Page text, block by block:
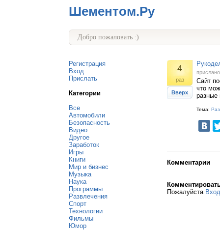
Шементом.Ру
Добро пожаловать :)
Регистрация
Вход
Прислать
Категории
Все
Автомобили
Безопасность
Видео
Другое
Заработок
Игры
Книги
Мир и бизнес
Музыка
Наука
Программы
Развлечения
Спорт
Технологии
Фильмы
Юмор
4
раз
Вверх
Сайт
что
разные
Тема:
Комментарии
Пожалуйста Вход